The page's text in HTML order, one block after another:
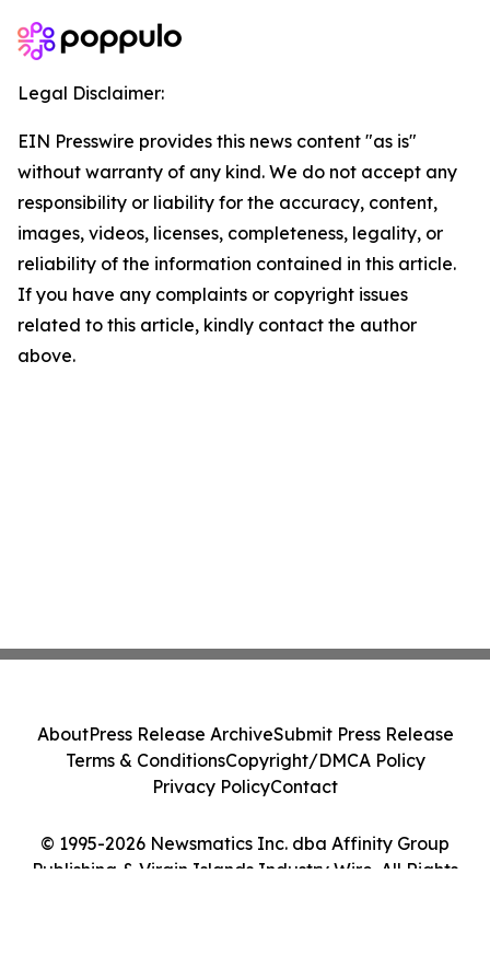
Legal Disclaimer:
EIN Presswire provides this news content "as is"
without warranty of any kind. We do not accept any
responsibility or liability for the accuracy, content,
images, videos, licenses, completeness, legality, or
reliability of the information contained in this article.
If you have any complaints or copyright issues
related to this article, kindly contact the author
above.
© 1995-2026 Newsmatics Inc. dba Affinity Group
Publishing & Virgin Islands Industry Wire. All Rights
AboutPress Release ArchiveSubmit Press Release
Terms & ConditionsCopyright/DMCA Policy
Privacy PolicyContact